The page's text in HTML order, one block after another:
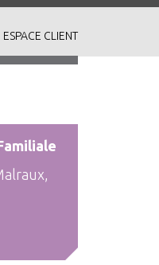
ESPACE CLIENT